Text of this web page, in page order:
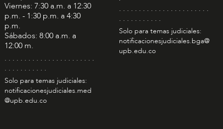
Viernes: 7:30 a.m. a 12:30
p.m. - 1:30 p.m. a 4:30
p.m.
Sábados: 8:00 a.m. a
12:00 m.
. . . . . . . . . . . . . . . . . . . . . . .
. . . . . . . . . . .
Solo para temas judiciales:
notificacionesjudiciales.med
@upb.edu.co
. . . . . . . . . . . . . . . . . . . . . . .
. . . . . . . . . . .
Solo para temas judiciales:
notificacionesjudiciales.bga@
upb.edu.co